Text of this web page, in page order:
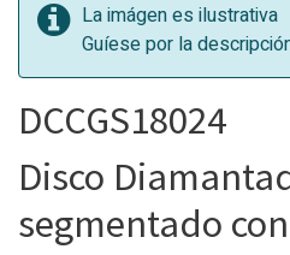
La imágen es ilustrativa
Guíese por la
DCCGS18024
Disco
segmentado